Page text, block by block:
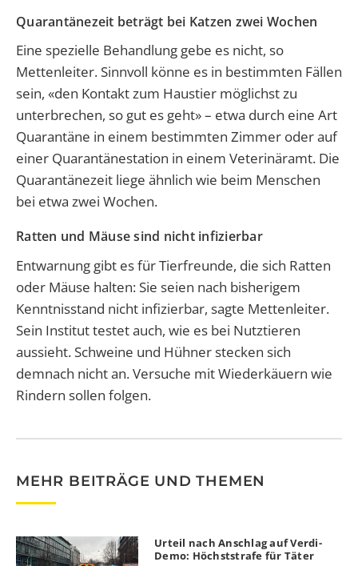
Quarantänezeit beträgt bei Katzen zwei Wochen
Eine spezielle Behandlung gebe es nicht, so
Mettenleiter. Sinnvoll könne es in bestimmten Fällen
sein, «den Kontakt zum Haustier möglichst zu
unterbrechen, so gut es geht» – etwa durch eine Art
Quarantäne in einem bestimmten Zimmer oder auf
einer Quarantänestation in einem Veterinäramt. Die
Quarantänezeit liege ähnlich wie beim Menschen
bei etwa zwei Wochen.
Ratten und Mäuse sind nicht infizierbar
Entwarnung gibt es für Tierfreunde, die sich Ratten
oder Mäuse halten: Sie seien nach bisherigem
Kenntnisstand nicht infizierbar, sagte Mettenleiter.
Sein Institut testet auch, wie es bei Nutztieren
aussieht. Schweine und Hühner stecken sich
demnach nicht an. Versuche mit Wiederkäuern wie
Rindern sollen folgen.
MEHR BEITRÄGE UND THEMEN
Urteil nach Anschlag auf Verdi-
Demo: Höchststrafe für Täter